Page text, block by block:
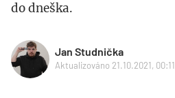
do dneška.
Jan Studnička
Aktualizováno 21.10.2021, 00:11